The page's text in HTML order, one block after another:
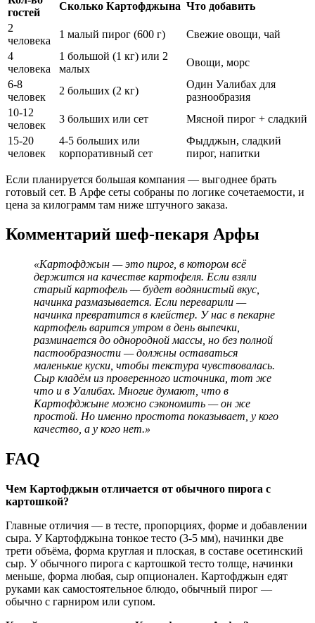
гостей
Сколько Картофджына Что добавить
2
человека
1 малый пирог (600 г)
Свежие овощи, чай
4
человека
1 большой (1 кг) или 2
малых
Овощи, морс
6-8
человек
2 больших (2 кг)
Один Уалибах для
разнообразия
10-12
человек
3 больших или сет
Мясной пирог + сладкий
15-20
человек
4-5 больших или
корпоративный сет
Фыдджын, сладкий
пирог, напитки
Если планируется большая компания — выгоднее брать
готовый сет. В Арфе сеты собраны по логике сочетаемости, и
цена за килограмм там ниже штучного заказа.
Комментарий шеф-пекаря Арфы
«Картофджын — это пирог, в котором всё
держится на качестве картофеля. Если взяли
старый картофель — будет водянистый вкус,
начинка размазывается. Если переварили —
начинка превратится в клейстер. У нас в пекарне
картофель варится утром в день выпечки,
разминается до однородной массы, но без полной
пастообразности — должны оставаться
маленькие куски, чтобы текстура чувствовалась.
Сыр кладём из проверенного источника, тот же
что и в Уалибах. Многие думают, что в
Картофджыне можно сэкономить — он же
простой. Но именно простота показывает, у кого
качество, а у кого нет.»
FAQ
Чем Картофджын отличается от обычного пирога с
картошкой?
Главные отличия — в тесте, пропорциях, форме и добавлении
сыра. У Картофджына тонкое тесто (3-5 мм), начинки две
трети объёма, форма круглая и плоская, в составе осетинский
сыр. У обычного пирога с картошкой тесто толще, начинки
меньше, форма любая, сыр опционален. Картофджын едят
руками как самостоятельное блюдо, обычный пирог —
обычно с гарниром или супом.